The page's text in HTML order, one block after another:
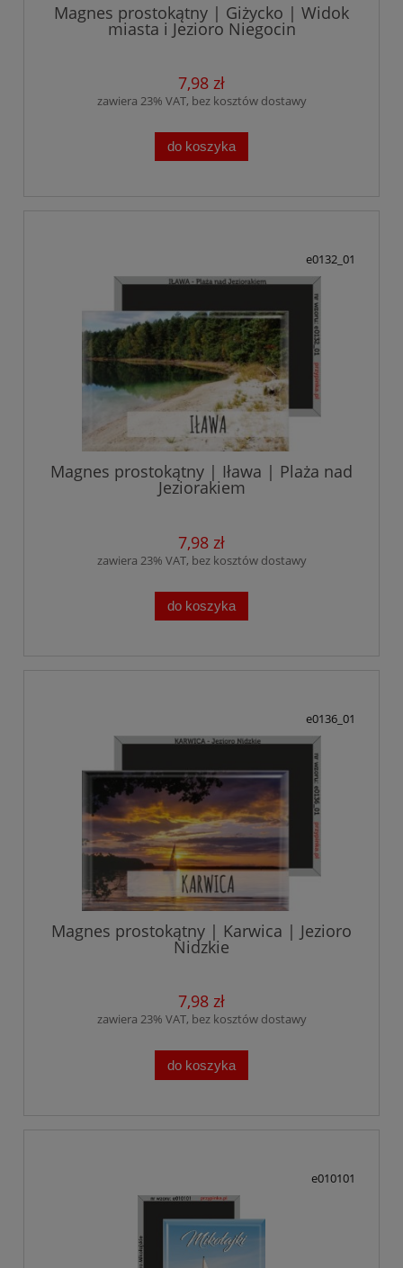
Magnes prostokątny | Giżycko | Widok
miasta i Jezioro Niegocin
7,98 zł
zawiera 23% VAT, bez kosztów dostawy
do koszyka
e0132_01
Magnes prostokątny | Iława | Plaża nad
Jeziorakiem
7,98 zł
zawiera 23% VAT, bez kosztów dostawy
do koszyka
e0136_01
Magnes prostokątny | Karwica | Jezioro
Nidzkie
7,98 zł
zawiera 23% VAT, bez kosztów dostawy
do koszyka
e010101